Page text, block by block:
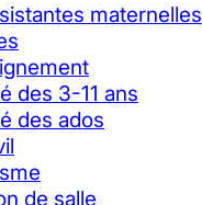
maternelles
des 3-11 ans
des ados
de salle